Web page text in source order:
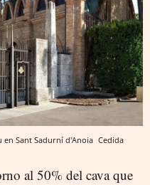
en Sant Sadurní d'Anoia Cedida
al 50% del cava que